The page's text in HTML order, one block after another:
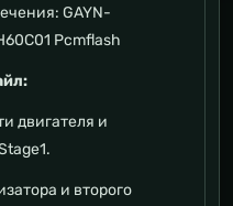
GAYN-
Pcmflash
двигателя и
и второго